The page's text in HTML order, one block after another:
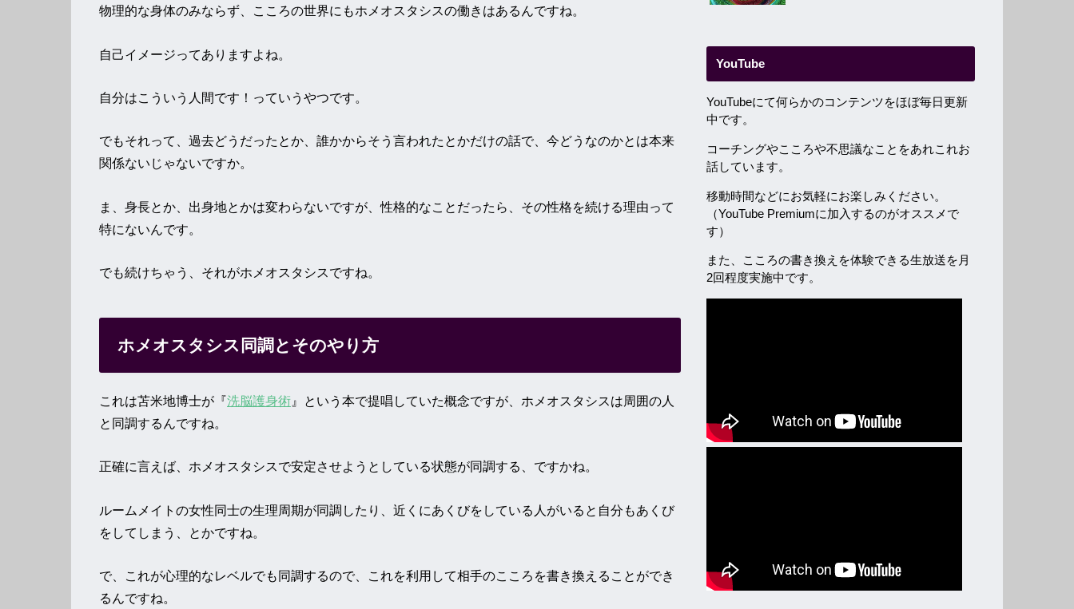
物理的な身体のみならず、こころの世界にもホメオスタシスの働きはあるんですね。
自己イメージってありますよね。
自分はこういう人間です！っていうやつです。
でもそれって、過去どうだったとか、誰かからそう言われたとかだけの話で、今どうなのかとは本来
関係ないじゃないですか。
ま、身長とか、出身地とかは変わらないですが、性格的なことだったら、その性格を続ける理由って
特にないんです。
でも続けちゃう、それがホメオスタシスですね。
ホメオスタシス同調とそのやり方
これは苫米地博士が『洗脳護身術 』という本で提唱していた概念ですが、ホメオスタシスは周囲の人
と同調するんですね。
正確に言えば、ホメオスタシスで安定させようとしている状態が同調する、ですかね。
ルームメイトの女性同士の生理周期が同調したり、近くにあくびをしている人がいると自分もあくび
をしてしまう、とかですね。
で、これが心理的なレベルでも同調するので、これを利用して相手のこころを書き換えることができ
るんですね。
YouTube
YouTubeにて何らかのコンテンツをほぼ毎日更新
中です。
コーチングやこころや不思議なことをあれこれお
話しています。
移動時間などにお気軽にお楽しみください。
（YouTube Premiumに加入するのがオススメで
す）
また、こころの書き換えを体験できる生放送を月
2回程度実施中です。